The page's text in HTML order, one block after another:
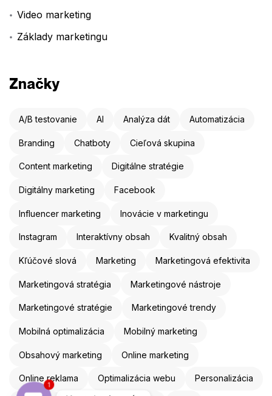
Video marketing
Základy marketingu
Značky
A/B testovanie AI Analýza dát Automatizácia
Branding Chatboty Cieľová skupina
Content marketing Digitálne stratégie
Digitálny marketing Facebook
Influencer marketing Inovácie v marketingu
Instagram Interaktívny obsah Kvalitný obsah
Kľúčové slová Marketing Marketingová efektivita
Marketingová stratégia Marketingové nástroje
Marketingové stratégie Marketingové trendy
Mobilná optimalizácia Mobilný marketing
Obsahový marketing Online marketing
Online reklama Optimalizácia webu Personalizácia
1